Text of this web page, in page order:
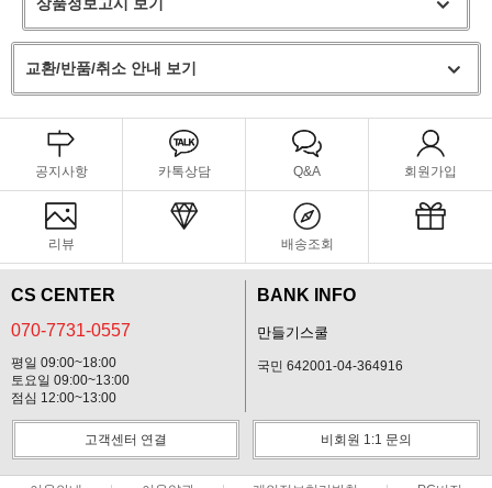
교환/반품/취소 안내 보기
공지사항 카톡상담 Q&A 회원가입
리뷰 배송조회
CS CENTER
070-7731-0557
평일 09:00~18:00
토요일 09:00~13:00
점심 12:00~13:00
BANK INFO
만들기스쿨
국민 642001-04-364916
고객센터 연결 비회원 1:1 문의